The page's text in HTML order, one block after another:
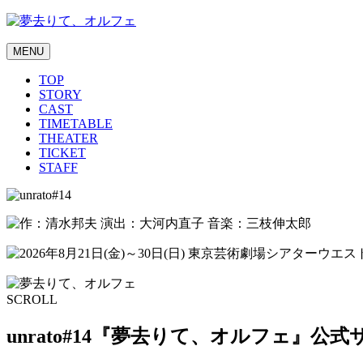
MENU
TOP
STORY
CAST
TIMETABLE
THEATER
TICKET
STAFF
SCROLL
unrato#14『夢去りて、オルフェ』公式